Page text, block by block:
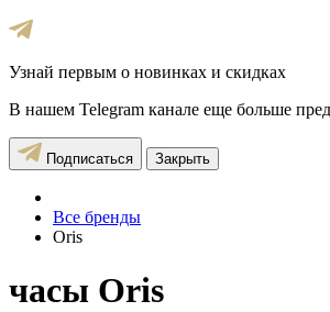
Узнай первым о новинках и скидках
В нашем Telegram канале еще больше
Подписаться Закрыть
Все бренды
Oris
часы Oris